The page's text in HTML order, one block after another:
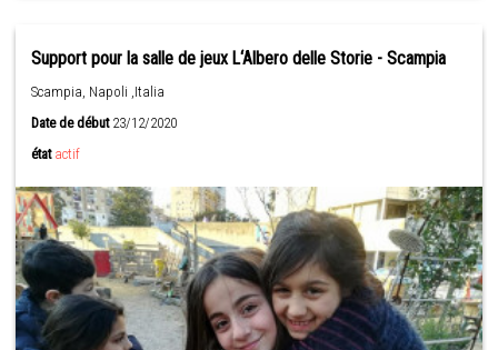
Support pour la salle de jeux L‘Albero delle Storie - Scampia
Scampia, Napoli ,Italia
Date de début23/12/2020
état actif